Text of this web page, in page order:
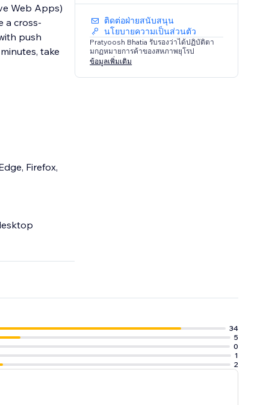
Web Apps)
a cross-
push
take
Firefox,
ติดต่อฝ่ายสนับสนุน
นโยบายความเป็นส่วนตัว
Pratyoosh Bhatia รับรองว่าได้ปฏิบัติตา
มกฏหมายการค้าของสหภาพยุโรป
ข้อมูลเพิ่มเติม
34
5
0
1
2